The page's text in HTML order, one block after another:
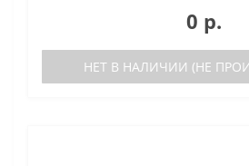
0 р.
НЕТ В НАЛИЧИИ (НЕ